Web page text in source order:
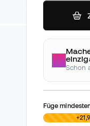
Schon
Füge
0,00 €